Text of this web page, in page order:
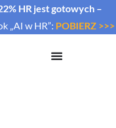
HR jest gotowych –
„AI w HR”: POBIERZ >>>